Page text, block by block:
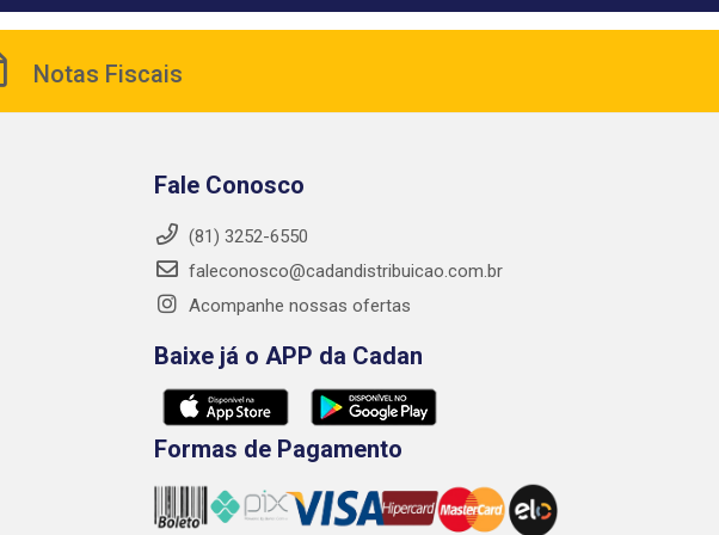
Notas Fiscais
Fale Conosco
(81) 3252-6550
faleconosco@cadandistribuicao.com.br
Acompanhe nossas ofertas
Baixe já o APP da Cadan
Formas de Pagamento